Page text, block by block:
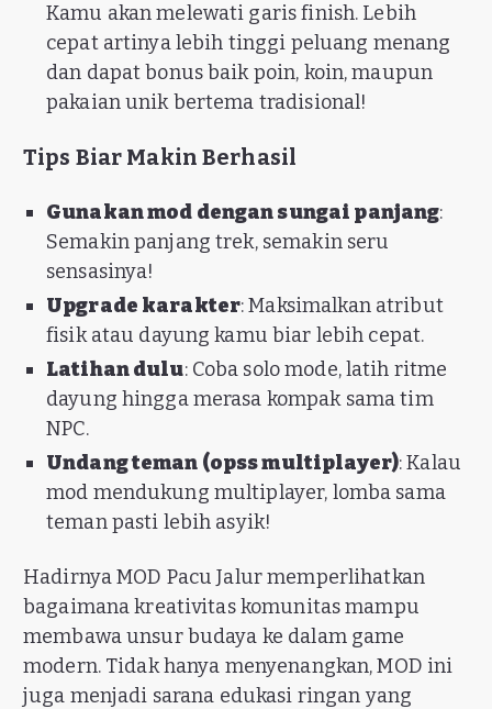
Kamu akan melewati garis finish. Lebih
cepat artinya lebih tinggi peluang menang
dan dapat bonus baik poin, koin, maupun
pakaian unik bertema tradisional!
Tips Biar Makin Berhasil
Gunakan mod dengan sungai panjang:
Semakin panjang trek, semakin seru
sensasinya!
Upgrade karakter: Maksimalkan atribut
fisik atau dayung kamu biar lebih cepat.
Latihan dulu: Coba solo mode, latih ritme
dayung hingga merasa kompak sama tim
NPC.
Undang teman (opss multiplayer): Kalau
mod mendukung multiplayer, lomba sama
teman pasti lebih asyik!
Hadirnya MOD Pacu Jalur memperlihatkan
bagaimana kreativitas komunitas mampu
membawa unsur budaya ke dalam game
modern. Tidak hanya menyenangkan, MOD ini
juga menjadi sarana edukasi ringan yang